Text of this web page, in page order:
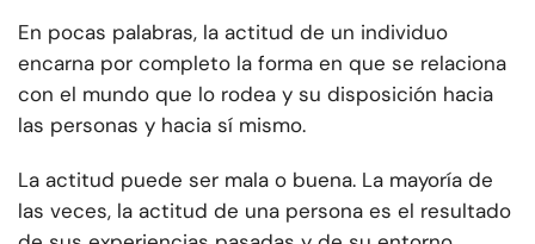
En pocas palabras, la actitud de un individuo
encarna por completo la forma en que se relaciona
con el mundo que lo rodea y su disposición hacia
las personas y hacia sí mismo.
La actitud puede ser mala o buena. La mayoría de
las veces, la actitud de una persona es el resultado